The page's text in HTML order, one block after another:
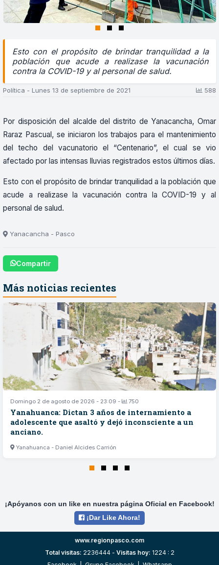
Esto con el propósito de brindar tranquilidad a la
población que acude a realizase la vacunación
contra la COVID-19 y al personal de salud.
Polí­tica - Lunes 13 de septiembre de 2021 588
Por disposición del alcalde del distrito de Yanacancha, Omar
Raraz Pascual, se iniciaron los trabajos para el mantenimiento
del techo del vacunatorio el “Centenario”, el cual se vio
afectado por las intensas lluvias registrados estos últimos días.
Esto con el propósito de brindar tranquilidad a la población que
acude a realizase la vacunación contra la COVID-19 y al
personal de salud.
Yanacancha - Pasco
Compartir
Más noticias recientes
Domingo 2 de agosto de 2026 - 23:09 - 750
Yanahuanca: Dictan 3 años de internamiento a
adolescente que asaltó y dejó inconsciente a un
anciano.
Yanahuanca - Daniel Alcides Carrión
¡Apóyanos con un like en nuestra página Oficial en Facebook!
¡Dar Like Ahora!
www.regionpasco.com
Total visitas: 2236444 - Visitas hoy: 1224 : 2